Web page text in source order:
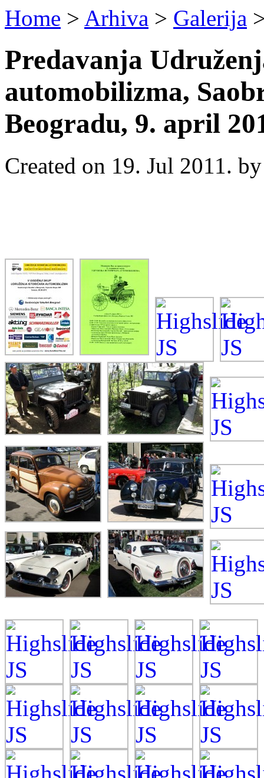
Home > Arhiva > Galerija
Predavanja
automobilizma,
Beogradu, 9. april
Created on 19. Jul 2011.